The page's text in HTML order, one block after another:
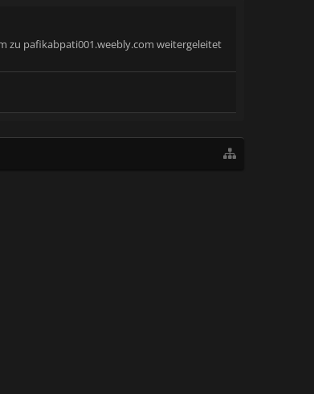
zu pafikabpati001.weebly.com weitergeleitet